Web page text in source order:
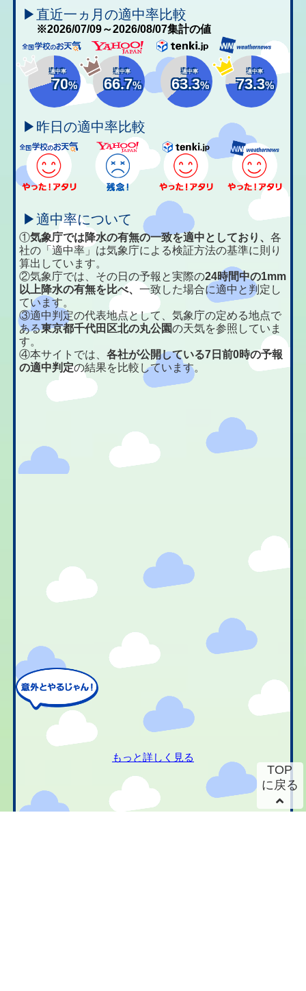
▶直近一ヵ月の適中率比較
※2026/07/09～2026/08/07集計の値
適中率
70%
適中率
66.7%
適中率
63.3%
適中率
73.3%
▶昨日の適中率比較
▶適中率について
①気象庁では降水の有無の一致を適中としており、各
社の「適中率」は気象庁による検証方法の基準に則り
算出しています。
②気象庁では、その日の予報と実際の24時間中の1mm
以上降水の有無を比べ、一致した場合に適中と判定し
ています。
③適中判定の代表地点として、気象庁の定める地点で
ある東京都千代田区北の丸公園の天気を参照していま
す。
④本サイトでは、各社が公開している7日前0時の予報
の適中判定の結果を比較しています。
もっと詳しく見る
TOP
に戻る